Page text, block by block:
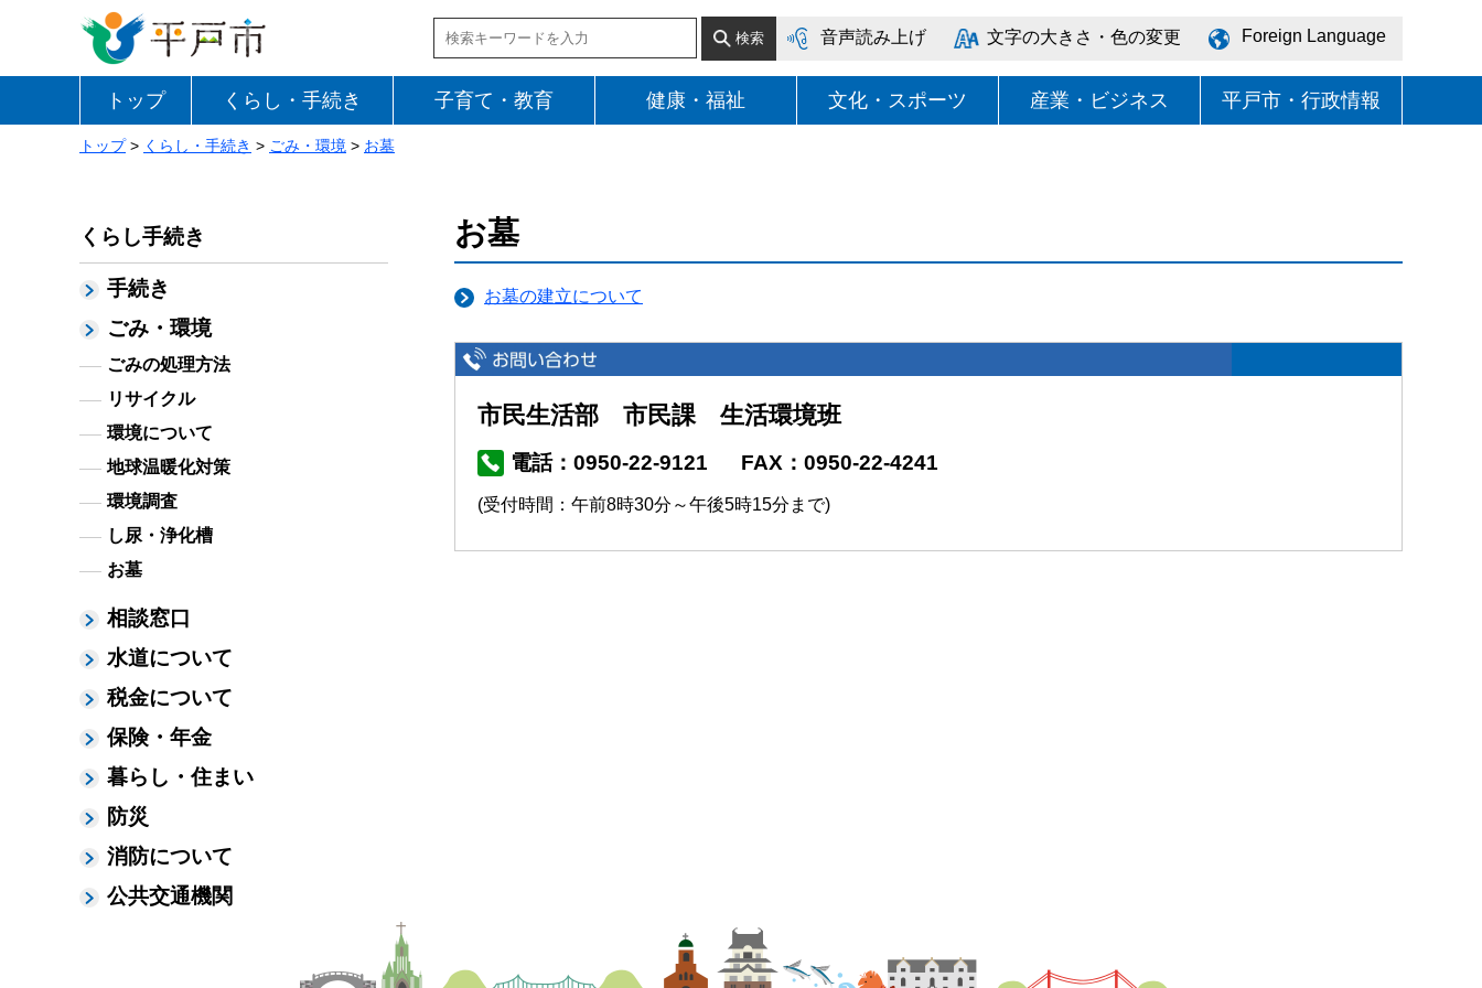
音声読み上げ 文字の大きさ・色の変更 Foreign Language
トップ くらし・手続き 子育て・教育 健康・福祉 文化・スポーツ 産業・ビジネス 平戸市・行政情報
トップ> くらし・手続き > ごみ・環境 > お墓
くらし手続き
手続き
ごみ・環境
ごみの処理方法
リサイクル
環境について
地球温暖化対策
環境調査
し尿・浄化槽
お墓
相談窓口
水道について
税金について
保険・年金
暮らし・住まい
防災
消防について
公共交通機関
お墓
お墓の建立について
市民生活部 市民課 生活環境班
電話：0950-22-9121 FAX：0950-22-4241
(受付時間：午前8時30分～午後5時15分まで)